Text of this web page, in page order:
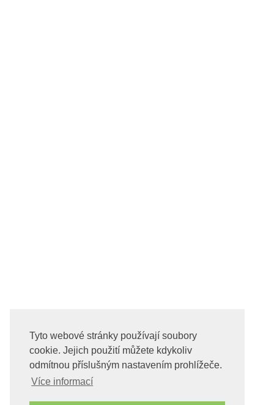
Tyto webové stránky používají soubory
cookie. Jejich použití můžete kdykoliv
odmítnou příslušným nastavením prohlížeče.
Více informací